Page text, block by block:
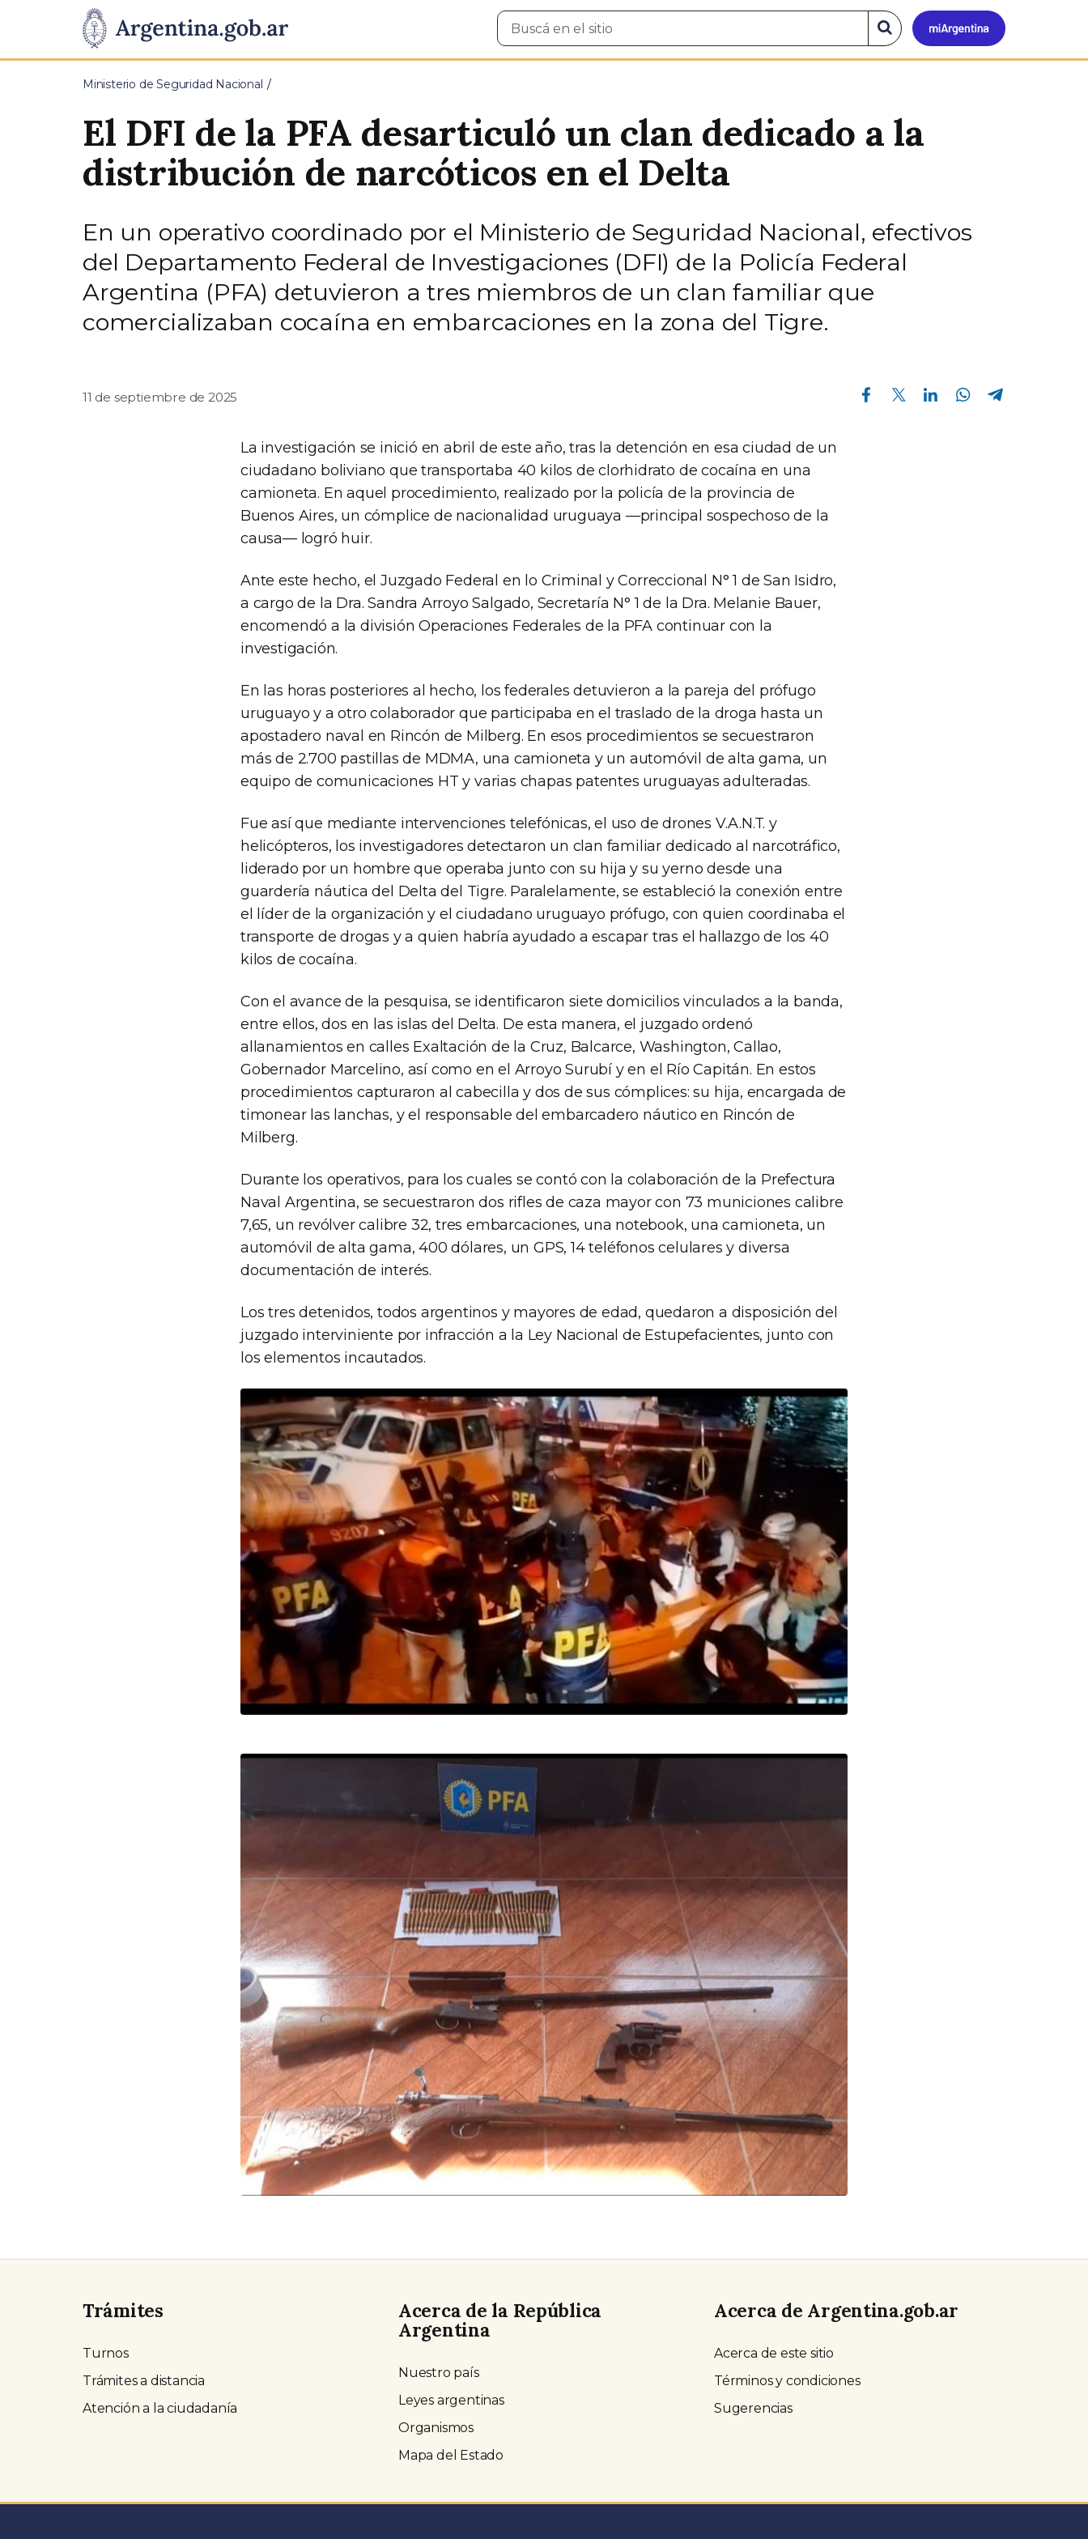
Presidencia
de
Pasar al contenido principal
Mi
Buscar
en
Buscar
en
el
Ministerio de Seguridad Nacional
El DFI de la PFA desarticuló un clan dedicado a la
distribución de narcóticos en el Delta
En un operativo coordinado por el Ministerio de Seguridad Nacional, efectivos
del Departamento Federal de Investigaciones (DFI) de la Policía Federal
Argentina (PFA) detuvieron a tres miembros de un clan familiar que
comercializaban cocaína en embarcaciones en la zona del Tigre.
11 de septiembre de 2025
Compartir en Facebook Compartir en Twitter Compartir en Linkedin Compartir en Whatsapp
La investigación se inició en abril de este año, tras la detención en esa ciudad de un
ciudadano boliviano que transportaba 40 kilos de clorhidrato de cocaína en una
camioneta. En aquel procedimiento, realizado por la policía de la provincia de
Buenos Aires, un cómplice de nacionalidad uruguaya —principal sospechoso de la
causa— logró huir.
Ante este hecho, el Juzgado Federal en lo Criminal y Correccional N° 1 de San Isidro,
a cargo de la Dra. Sandra Arroyo Salgado, Secretaría N° 1 de la Dra. Melanie Bauer,
encomendó a la división Operaciones Federales de la PFA continuar con la
investigación.
En las horas posteriores al hecho, los federales detuvieron a la pareja del prófugo
uruguayo y a otro colaborador que participaba en el traslado de la droga hasta un
apostadero naval en Rincón de Milberg. En esos procedimientos se secuestraron
más de 2.700 pastillas de MDMA, una camioneta y un automóvil de alta gama, un
equipo de comunicaciones HT y varias chapas patentes uruguayas adulteradas.
Fue así que mediante intervenciones telefónicas, el uso de drones V.A.N.T. y
helicópteros, los investigadores detectaron un clan familiar dedicado al narcotráfico,
liderado por un hombre que operaba junto con su hija y su yerno desde una
guardería náutica del Delta del Tigre. Paralelamente, se estableció la conexión entre
el líder de la organización y el ciudadano uruguayo prófugo, con quien coordinaba el
transporte de drogas y a quien habría ayudado a escapar tras el hallazgo de los 40
kilos de cocaína.
Con el avance de la pesquisa, se identificaron siete domicilios vinculados a la banda,
entre ellos, dos en las islas del Delta. De esta manera, el juzgado ordenó
allanamientos en calles Exaltación de la Cruz, Balcarce, Washington, Callao,
Gobernador Marcelino, así como en el Arroyo Surubí y en el Río Capitán. En estos
procedimientos capturaron al cabecilla y dos de sus cómplices: su hija, encargada de
timonear las lanchas, y el responsable del embarcadero náutico en Rincón de
Milberg.
Durante los operativos, para los cuales se contó con la colaboración de la Prefectura
Naval Argentina, se secuestraron dos rifles de caza mayor con 73 municiones calibre
7,65, un revólver calibre 32, tres embarcaciones, una notebook, una camioneta, un
automóvil de alta gama, 400 dólares, un GPS, 14 teléfonos celulares y diversa
documentación de interés.
Los tres detenidos, todos argentinos y mayores de edad, quedaron a disposición del
juzgado interviniente por infracción a la Ley Nacional de Estupefacientes, junto con
los elementos incautados.
Trámites
Turnos
Trámites a distancia
Atención a la ciudadanía
Acerca de la República
Argentina
Nuestro país
Leyes argentinas
Organismos
Mapa del Estado
Acerca de Argentina.gob.ar
Acerca de este sitio
Términos y condiciones
Sugerencias